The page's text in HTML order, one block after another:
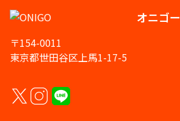
オニゴー
〒154-0011
東京都世田谷区上馬1-17-5